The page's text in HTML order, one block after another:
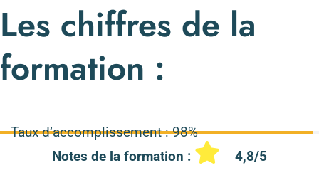
Les chiffres de la
formation :
Taux d’accomplissement :98%
Notes de la formation :
4,8/5